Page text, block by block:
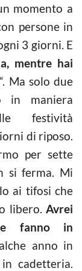
momento a
persone in
3 giorni. E
mentre hai
“. Ma solo due
in maniera
festività
di riposo.
per sette
si ferma. Mi
ai tifosi che
libero. Avrei
fanno in
anno in
cadetteria.